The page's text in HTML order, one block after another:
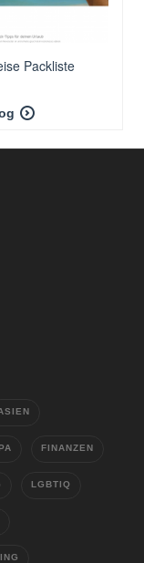
Packliste
FINANZEN
LGBTIQ